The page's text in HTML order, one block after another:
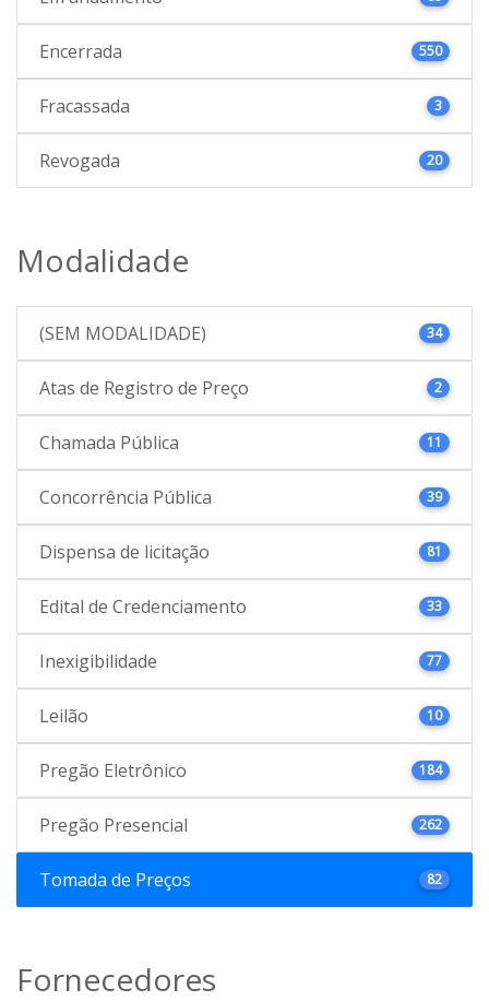
Encerrada 550
Fracassada 3
Revogada 20
Modalidade
(SEM MODALIDADE) 34
Atas de Registro de Preço 2
Chamada Pública 11
Concorrência Pública 39
Dispensa de licitação 81
Edital de Credenciamento 33
Inexigibilidade 77
Leilão 10
Pregão Eletrônico 184
Pregão Presencial 262
Tomada de Preços 82
Fornecedores